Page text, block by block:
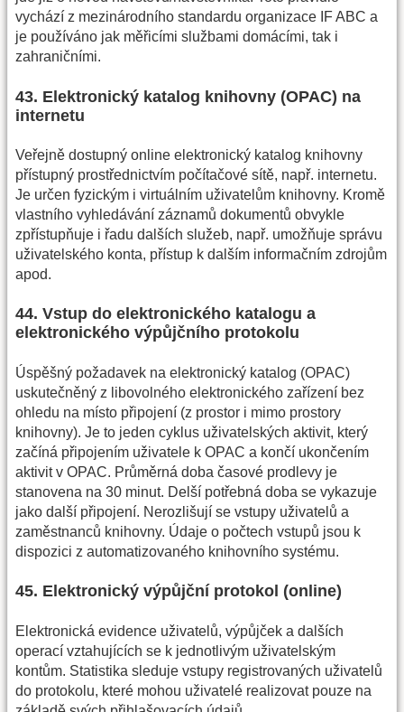
vychází z mezinárodního standardu organizace IF ABC a
je používáno jak měřicími službami domácími, tak i
zahraničními.
43. Elektronický katalog knihovny (OPAC) na
internetu
Veřejně dostupný online elektronický katalog knihovny
přístupný prostřednictvím počítačové sítě, např. internetu.
Je určen fyzickým i virtuálním uživatelům knihovny. Kromě
vlastního vyhledávání záznamů dokumentů obvykle
zpřístupňuje i řadu dalších služeb, např. umožňuje správu
uživatelského konta, přístup k dalším informačním zdrojům
apod.
44. Vstup do elektronického katalogu a
elektronického výpůjčního protokolu
Úspěšný požadavek na elektronický katalog (OPAC)
uskutečněný z libovolného elektronického zařízení bez
ohledu na místo připojení (z prostor i mimo prostory
knihovny). Je to jeden cyklus uživatelských aktivit, který
začíná připojením uživatele k OPAC a končí ukončením
aktivit v OPAC. Průměrná doba časové prodlevy je
stanovena na 30 minut. Delší potřebná doba se vykazuje
jako další připojení. Nerozlišují se vstupy uživatelů a
zaměstnanců knihovny. Údaje o počtech vstupů jsou k
dispozici z automatizovaného knihovního systému.
45. Elektronický výpůjční protokol (online)
Elektronická evidence uživatelů, výpůjček a dalších
operací vztahujících se k jednotlivým uživatelským
kontům. Statistika sleduje vstupy registrovaných uživatelů
do protokolu, které mohou uživatelé realizovat pouze na